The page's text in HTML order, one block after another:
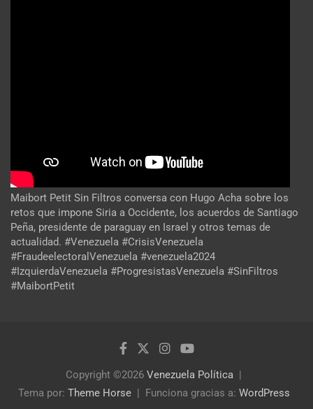
Maibort Petit Sin Filtros conversa con Hugo Acha sobre los
retos que impone Siria a Occidente, los acuerdos de Santiago
Peña, presidente de paraguay en Israel y otros temas de
actualidad. #Venezuela #CrisisVenezuela
#FraudeelectoralVenezuela #venezuela2024
#IzquierdaVenezuela #ProgresistasVenezuela #SinFiltros
#MaibortPetit
Copyright ©2026 Venezuela Política
Tema por: Theme Horse Funciona gracias a: WordPress